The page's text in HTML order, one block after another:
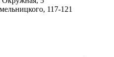
117-121